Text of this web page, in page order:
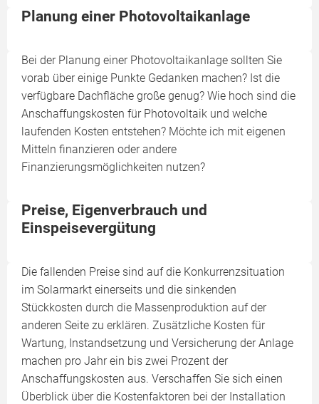
Planung einer Photovoltaikanlage
Bei der Planung einer Photovoltaikanlage sollten Sie
vorab über einige Punkte Gedanken machen? Ist die
verfügbare Dachfläche große genug? Wie hoch sind die
Anschaffungskosten für Photovoltaik und welche
laufenden Kosten entstehen? Möchte ich mit eigenen
Mitteln finanzieren oder andere
Finanzierungsmöglichkeiten nutzen?
Preise, Eigenverbrauch und
Einspeisevergütung
Die fallenden Preise sind auf die Konkurrenzsituation
im Solarmarkt einerseits und die sinkenden
Stückkosten durch die Massenproduktion auf der
anderen Seite zu erklären. Zusätzliche Kosten für
Wartung, Instandsetzung und Versicherung der Anlage
machen pro Jahr ein bis zwei Prozent der
Anschaffungskosten aus. Verschaffen Sie sich einen
Überblick über die Kostenfaktoren bei der Installation